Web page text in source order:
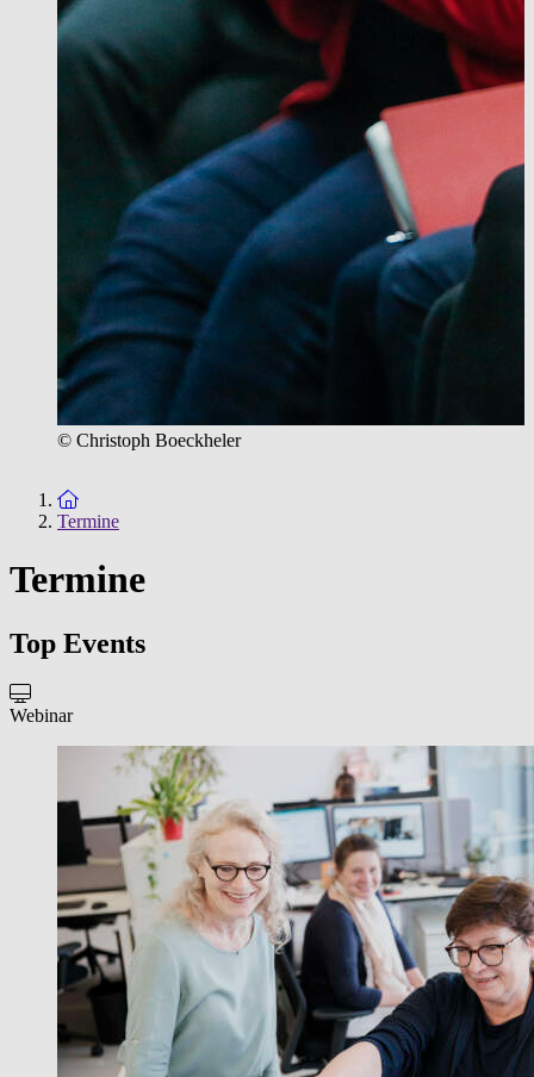
© Christoph Boeckheler
Zur Startseite
Termine
Termine
Top Events
Webinar